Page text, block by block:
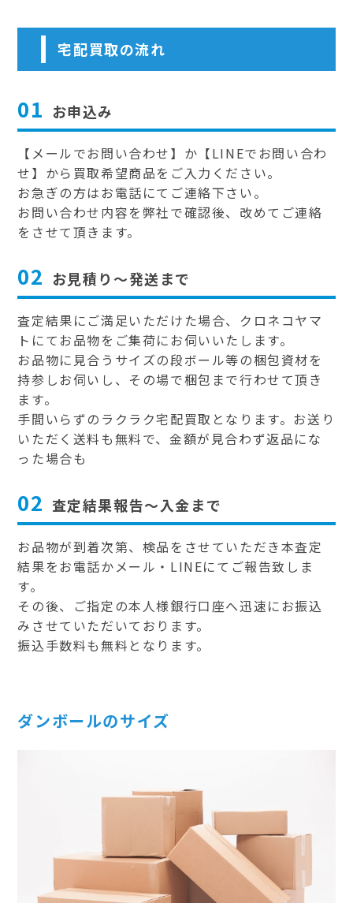
宅配買取の流れ
01 お申込み
【メールでお問い合わせ】か【LINEでお問い合わ
せ】から買取希望商品をご入力ください。
お急ぎの方はお電話にてご連絡下さい。
お問い合わせ内容を弊社で確認後、改めてご連絡
をさせて頂きます。
02 お見積り～発送まで
査定結果にご満足いただけた場合、クロネコヤマ
トにてお品物をご集荷にお伺いいたします。
お品物に見合うサイズの段ボール等の梱包資材を
持参しお伺いし、その場で梱包まで行わせて頂き
ます。
手間いらずのラクラク宅配買取となります。お送り
いただく送料も無料で、金額が見合わず返品にな
った場合も
02 査定結果報告～入金まで
お品物が到着次第、検品をさせていただき本査定
結果をお電話かメール・LINEにてご報告致しま
す。
その後、ご指定の本人様銀行口座へ迅速にお振込
みさせていただいております。
振込手数料も無料となります。
ダンボールのサイズ